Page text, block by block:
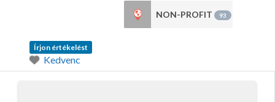
NON-PROFIT 93
Írjon értékelést
Kedvenc